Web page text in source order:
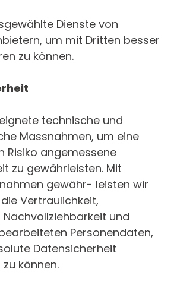
Dienste von
um mit Dritten besser
zu können.
technische und
Massnahmen, um eine
Risiko angemessene
zu gewährleisten. Mit
gewähr- leisten wir
Vertraulichkeit,
und
Personendaten,
Datensicherheit
können.